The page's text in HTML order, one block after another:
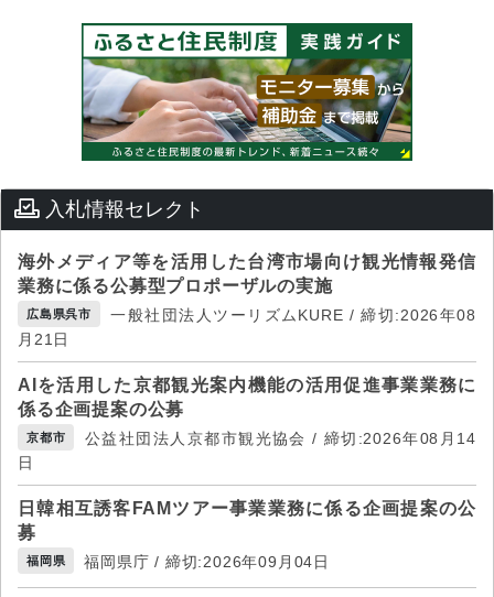
入札情報セレクト
海外メディア等を活用した台湾市場向け観光情報発信
業務に係る公募型プロポーザルの実施
広島県呉市
一般社団法人ツーリズムKURE / 締切:2026年08
月21日
AIを活用した京都観光案内機能の活用促進事業業務に
係る企画提案の公募
京都市
公益社団法人京都市観光協会 / 締切:2026年08月14
日
日韓相互誘客FAMツアー事業業務に係る企画提案の公
募
福岡県 福岡県庁 / 締切:2026年09月04日